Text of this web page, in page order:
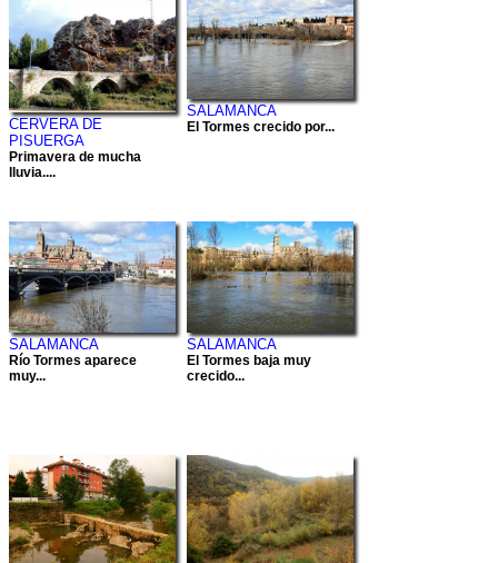
CERVERA DE
PISUERGA
Primavera de mucha
lluvia....
SALAMANCA
El Tormes crecido por...
SALAMANCA
Río Tormes aparece
muy...
SALAMANCA
El Tormes baja muy
crecido...